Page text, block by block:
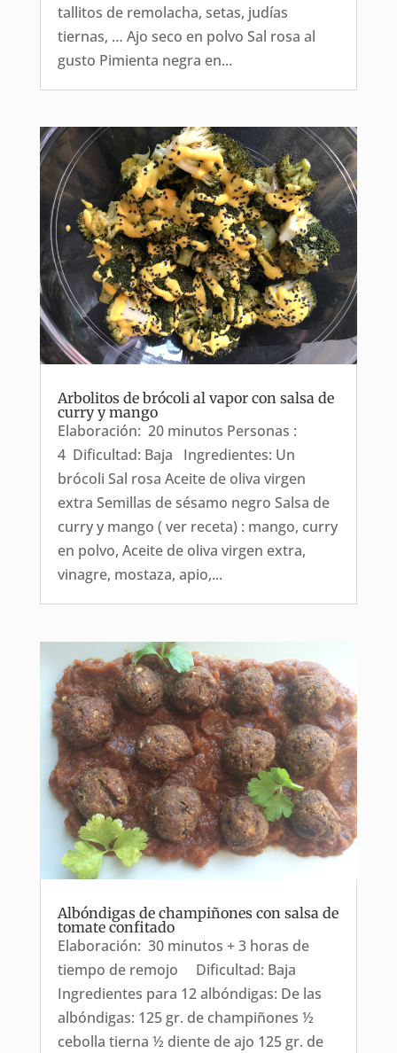
tallitos de remolacha, setas, judías
tiernas, … Ajo seco en polvo Sal rosa al
gusto Pimienta negra en...
Arbolitos de brócoli al vapor con salsa de
curry y mango
Elaboración: 20 minutos Personas :
4 Dificultad: Baja Ingredientes: Un
brócoli Sal rosa Aceite de oliva virgen
extra Semillas de sésamo negro Salsa de
curry y mango ( ver receta) : mango, curry
en polvo, Aceite de oliva virgen extra,
vinagre, mostaza, apio,...
Albóndigas de champiñones con salsa de
tomate confitado
Elaboración: 30 minutos + 3 horas de
tiempo de remojo Dificultad: Baja
Ingredientes para 12 albóndigas: De las
albóndigas: 125 gr. de champiñones ½
cebolla tierna ½ diente de ajo 125 gr. de